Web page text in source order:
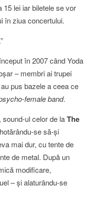
lei iar biletele se vor
în ziua concertului.
în 2007 când Yoda
– membri ai trupei
pus bazele a ceea ce
female band.
ul celor de laThe
se să-şi
mai dur, cu tente de
de metal. După un
modificare,
– şi alaturându-se